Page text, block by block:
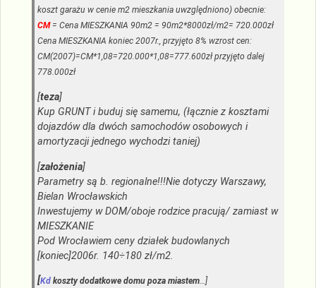
koszt garażu w cenie m2 mieszkania uwzględniono) obecnie:
CM= Cena MIESZKANIA 90m2 = 90m2*8000zł/m2= 720.000zł
Cena MIESZKANIA koniec 2007r., przyjęto 8% wzrost cen:
CM(2007)=CM*1,08=720.000*1,08=777.600zł przyjęto dalej
778.000zł
[teza]
Kup GRUNT i buduj się samemu, (łącznie z kosztami
dojazdów dla dwóch samochodów osobowych i
amortyzacji jednego wychodzi taniej)
[założenia]
Parametry są b. regionalne!!!Nie dotyczy Warszawy,
Bielan Wrocławskich
Inwestujemy w DOM/oboje rodzice pracują/ zamiast w
MIESZKANIE
Pod Wrocławiem ceny działek budowlanych
[koniec]2006r. 140÷180 zł/m2.
[Kd koszty dodatkowe domu poza miastem…]